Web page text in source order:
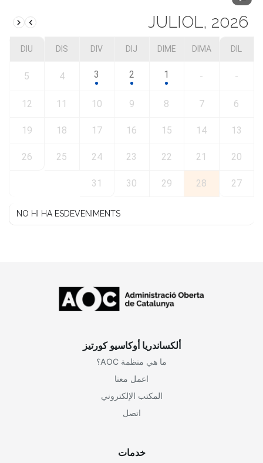
JULIOL, 2026
DIL
DIMA
DIME
DIJ
DIV
DIS
DIU
-
-
1
2
3
4
5
6
7
8
9
10
11
12
13
14
15
16
17
18
19
20
21
22
23
24
25
26
27
28
29
30
31
NO HI HA ESDEVENIMENTS
ألكساندريا أوكاسيو كورتيز
ما هي منظمة AOC؟
اعمل معنا
المكتب الإلكتروني
اتصل
خدمات